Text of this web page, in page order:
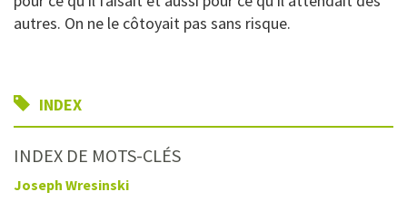
autres. On ne le côtoyait pas sans risque.
INDEX
INDEX DE MOTS-CLÉS
Joseph Wresinski